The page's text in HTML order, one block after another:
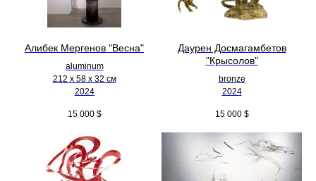
Алибек Мергенов "Весна"
aluminum
212 х 58 х 32 см
2024
15 000 $
Даурен Досмагамбетов
"Крысолов"
bronze
2024
15 000 $